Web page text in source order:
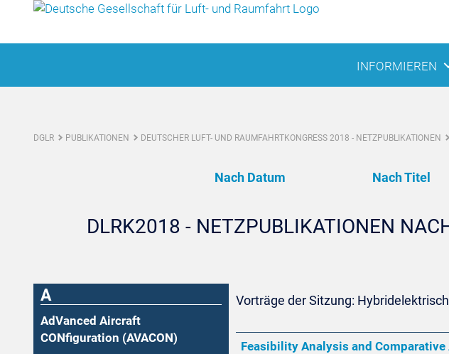
INFORMIEREN
DGLR PUBLIKATIONEN DEUTSCHER LUFT- UND RAUMFAHRTKONGRESS 2018 - NETZPUBLIKATIONEN
Nach Datum Nach Titel
DLRK2018 - NETZPUBLIKATIONEN
A
AdVanced Aircraft
CONfiguration (AVACON)
Vorträge der Sitzung:
Feasibility Analysis and